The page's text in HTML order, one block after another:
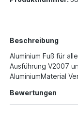
Beschreibung
Aluminium Fuß für
Ausführung V2007
AluminiumMaterial
Bewertungen